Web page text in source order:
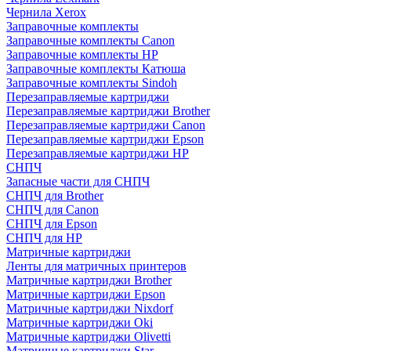
Чернила Xerox
Заправочные комплекты
Заправочные комплекты Canon
Заправочные комплекты HP
Заправочные комплекты Катюша
Заправочные комплекты Sindoh
Перезаправляемые картриджи
Перезаправляемые картриджи Brother
Перезаправляемые картриджи Canon
Перезаправляемые картриджи Epson
Перезаправляемые картриджи HP
СНПЧ
Запасные части для СНПЧ
СНПЧ для Brother
СНПЧ для Canon
СНПЧ для Epson
СНПЧ для HP
Матричные картриджи
Ленты для матричных принтеров
Матричные картриджи Brother
Матричные картриджи Epson
Матричные картриджи Nixdorf
Матричные картриджи Oki
Матричные картриджи Olivetti